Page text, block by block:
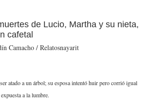
de Lucio, Martha y su nieta,
cafetal
Camacho / Relatosnayarit
atado a un árbol; su esposa intentó huir pero corrió igual
a la lumbre.